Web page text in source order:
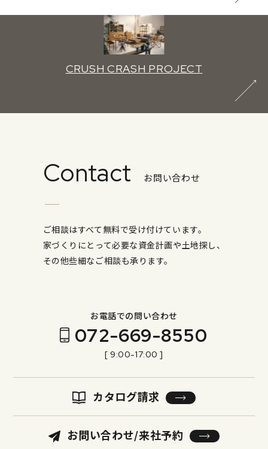
CRUSH CRASH PROJECT
Contact お問い合わせ
ご相談はすべて無料で受け付けています。
家づくりにとって必要な資金計画や土地探し、
その他些細なご相談も承ります。
お電話での問い合わせ
072-669-8550
[ 9:00-17:00 ]
カタログ請求
お問い合わせ/来社予約